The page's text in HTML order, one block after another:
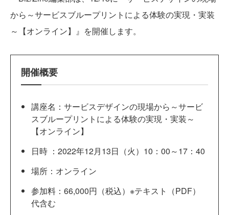
から～サービスブループリントによる体験の実現・実装
～【オンライン】』を開催します。
開催概要
講座名：サービスデザインの現場から～サービ
スブループリントによる体験の実現・実装～
【オンライン】
日時 ：2022年12月13日（火）10：00～17：40
場所：オンライン
参加料：66,000円（税込）※テキスト（PDF）
代含む